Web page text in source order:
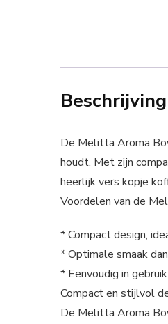
Beschrijving
De Melitta Aroma
houdt. Met zijn
heerlijk vers kopje
Voordelen van de
* Compact design,
* Optimale smaak
* Eenvoudig in
Compact en stijlvol
De Melitta Aroma